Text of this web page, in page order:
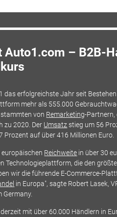
Auto1.com – B2B-
das erfolgreichste Jahr seit
mehr als 555.000
von Remarketing-Partnern,
zu 2020. Der Umsatz stieg um 56
Prozent auf über 416 Millionen Euro.
Reichweite in über 30
Technologieplattform, die den
wir die führende E-Commerce-
in Europa", sagte Robert Lasek,
Germany.
mit über 60.000 Händlern in